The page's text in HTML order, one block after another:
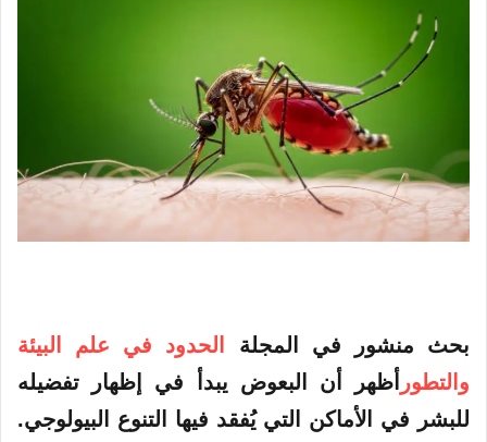
بحث منشور في المجلة
الحدود في علم البيئة
والتطور أظهر أن البعوض يبدأ في إظهار تفضيله
للبشر في الأماكن التي يُفقد فيها التنوع البيولوجي.